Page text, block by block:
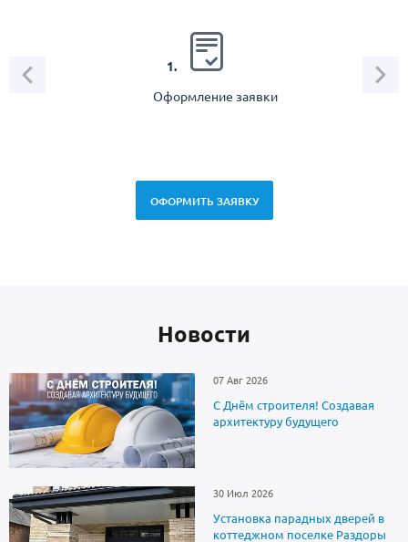
1.
Оформление заявки
ОФОРМИТЬ ЗАЯВКУ
Новоcти
07 Авг 2026
С Днём строителя! Создавая
архитектуру будущего
30 Июл 2026
Установка парадных дверей в
коттеджном поселке Раздоры